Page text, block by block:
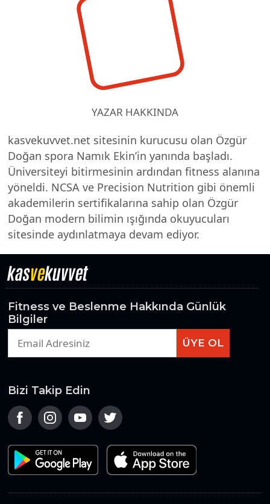
YAZAR HAKKINDA
kasvekuvvet.net sitesinin kurucusu olan Özgür
Doğan spora Namık Ekin’in yanında başladı.
Üniversiteyi bitirmesinin ardından fitness alanına
yöneldi. NCSA ve Precision Nutrition gibi önemli
akademilerin sertifikalarına sahip olan Özgür
Doğan modern bilimin ışığında okuyucuları
sitesinde aydınlatmaya devam ediyor.
kasvekuvvet
Fitness ve Beslenme Hakkında Günlük
Bilgiler
ÜYE OL
Bizi Takip Edin